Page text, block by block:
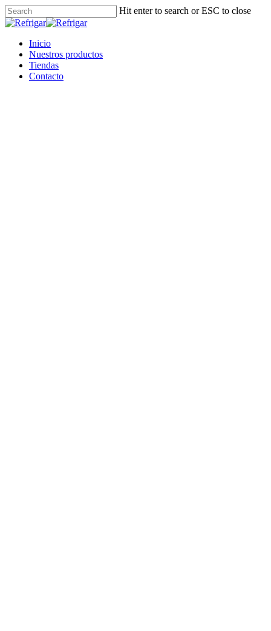
Skip
to
content
Hit enter to search or ESC to close
Close
Menu
Inicio
Nuestros productos
Tiendas
Contacto